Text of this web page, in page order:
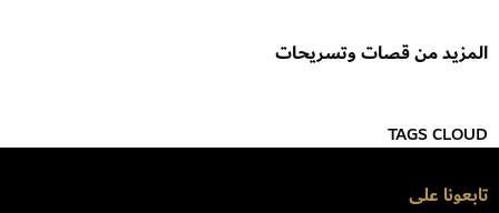
المزيد من قصات وتسريحات
TAGS CLOUD
تابعونا على